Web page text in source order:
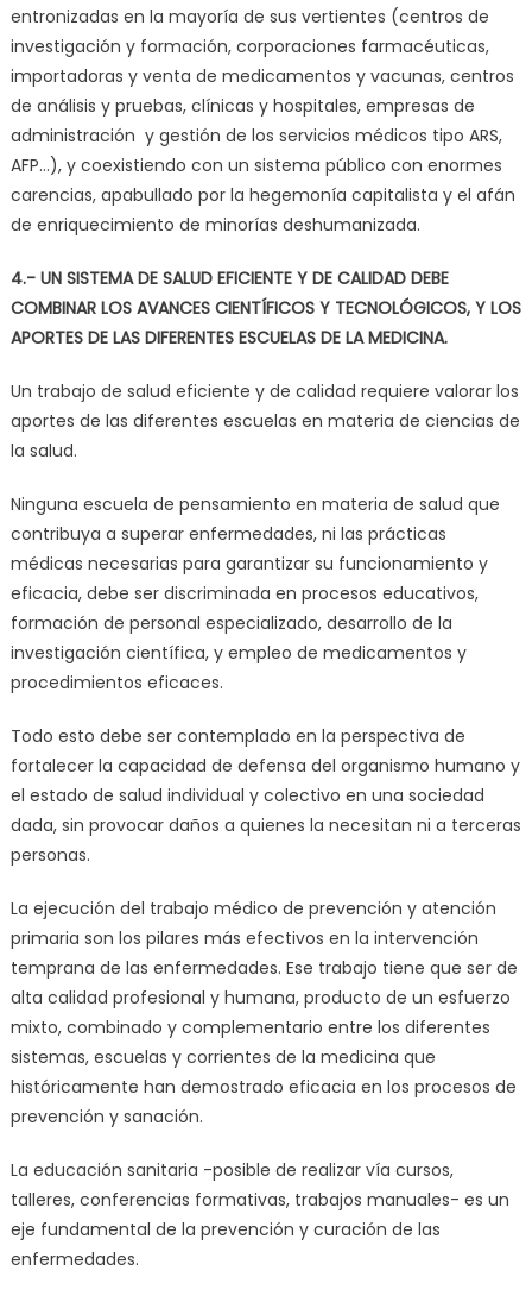
entronizadas en la mayoría de sus vertientes (centros de
investigación y formación, corporaciones farmacéuticas,
importadoras y venta de medicamentos y vacunas, centros
de análisis y pruebas, clínicas y hospitales, empresas de
administración y gestión de los servicios médicos tipo ARS,
AFP…), y coexistiendo con un sistema público con enormes
carencias, apabullado por la hegemonía capitalista y el afán
de enriquecimiento de minorías deshumanizada.
4.- UN SISTEMA DE SALUD EFICIENTE Y DE CALIDAD DEBE
COMBINAR LOS AVANCES CIENTÍFICOS Y TECNOLÓGICOS, Y LOS
APORTES DE LAS DIFERENTES ESCUELAS DE LA MEDICINA.
Un trabajo de salud eficiente y de calidad requiere valorar los
aportes de las diferentes escuelas en materia de ciencias de
la salud.
Ninguna escuela de pensamiento en materia de salud que
contribuya a superar enfermedades, ni las prácticas
médicas necesarias para garantizar su funcionamiento y
eficacia, debe ser discriminada en procesos educativos,
formación de personal especializado, desarrollo de la
investigación científica, y empleo de medicamentos y
procedimientos eficaces.
Todo esto debe ser contemplado en la perspectiva de
fortalecer la capacidad de defensa del organismo humano y
el estado de salud individual y colectivo en una sociedad
dada, sin provocar daños a quienes la necesitan ni a terceras
personas.
La ejecución del trabajo médico de prevención y atención
primaria son los pilares más efectivos en la intervención
temprana de las enfermedades. Ese trabajo tiene que ser de
alta calidad profesional y humana, producto de un esfuerzo
mixto, combinado y complementario entre los diferentes
sistemas, escuelas y corrientes de la medicina que
históricamente han demostrado eficacia en los procesos de
prevención y sanación.
La educación sanitaria -posible de realizar vía cursos,
talleres, conferencias formativas, trabajos manuales- es un
eje fundamental de la prevención y curación de las
enfermedades.